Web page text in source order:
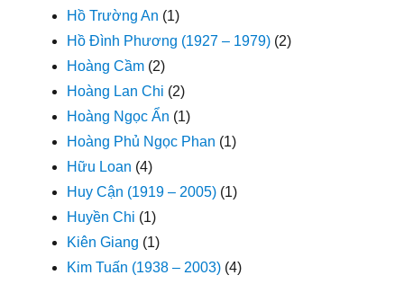
Hồ Trường An (1)
Hồ Đình Phương (1927 – 1979) (2)
Hoàng Cầm (2)
Hoàng Lan Chi (2)
Hoàng Ngọc Ẩn (1)
Hoàng Phủ Ngọc Phan (1)
Hữu Loan (4)
Huy Cận (1919 – 2005) (1)
Huyền Chi (1)
Kiên Giang (1)
Kim Tuấn (1938 – 2003) (4)